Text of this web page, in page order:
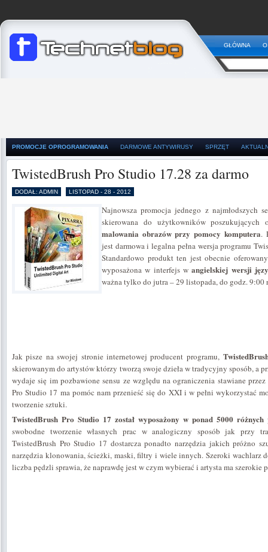
GŁÓWNA
PROMOCJE OPROGRAMOWANIA DARMOWE ANTYWIRUSY SPRZĘT
TwistedBrush Pro Studio 17.28 za darmo
DODAŁ: ADMIN LISTOPAD - 28 - 2012
Najnowsza promocja jednego z najmłodszych
skierowana do użytkowników poszukujących
malowania obrazów przy pomocy komputera.
jest darmowa i legalna pełna wersja programu
Standardowo produkt ten jest obecnie
wyposażona w interfejs wangielskiej wersji
ważna tylko do jutra – 29 listopada, do godz. 9:00
Jak pisze na swojej stronie internetowej producent programu,
skierowanym do artystów którzy tworzą swoje dzieła w tradycyjny sposób, a
wydaje się im pozbawione sensu ze względu na ograniczenia stawiane
Pro Studio 17 ma pomóc nam przenieść się do XXI i w pełni wykorzystać
tworzenie sztuki.
TwistedBrush Pro Studio 17 został wyposażony w ponad 5000 różnych
swobodne tworzenie własnych prac w analogiczny sposób jak przy
TwistedBrush Pro Studio 17 dostarcza ponadto narzędzia jakich próżno
narzędzia klonowania, ścieżki, maski, filtry i wiele innych. Szeroki wachlarz
liczba pędzli sprawia, że naprawdę jest w czym wybierać i artysta ma szerokie